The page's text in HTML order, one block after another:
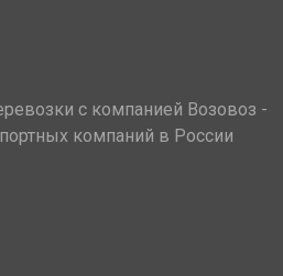
с компанией Возовоз -
компаний в России